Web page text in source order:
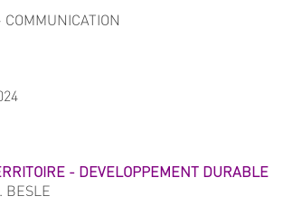
- DEVELOPPEMENT DURABLE
BESLE